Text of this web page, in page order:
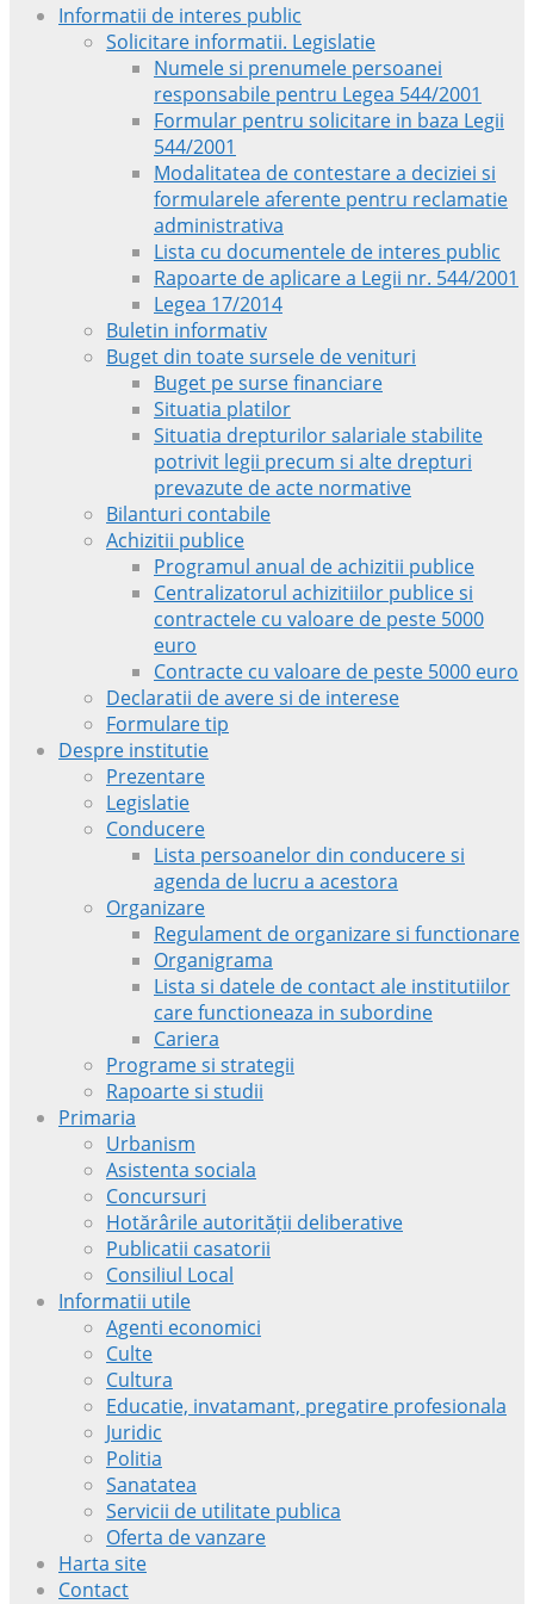
Informatii de interes public
Solicitare informatii. Legislatie
Numele si prenumele persoanei
responsabile pentru Legea 544/2001
Formular pentru solicitare in baza Legii
544/2001
Modalitatea de contestare a deciziei si
formularele aferente pentru reclamatie
administrativa
Lista cu documentele de interes public
Rapoarte de aplicare a Legii nr. 544/2001
Legea 17/2014
Buletin informativ
Buget din toate sursele de venituri
Buget pe surse financiare
Situatia platilor
Situatia drepturilor salariale stabilite
potrivit legii precum si alte drepturi
prevazute de acte normative
Bilanturi contabile
Achizitii publice
Programul anual de achizitii publice
Centralizatorul achizitiilor publice si
contractele cu valoare de peste 5000
euro
Contracte cu valoare de peste 5000 euro
Declaratii de avere si de interese
Formulare tip
Despre institutie
Prezentare
Legislatie
Conducere
Lista persoanelor din conducere si
agenda de lucru a acestora
Organizare
Regulament de organizare si functionare
Organigrama
Lista si datele de contact ale institutiilor
care functioneaza in subordine
Cariera
Programe si strategii
Rapoarte si studii
Primaria
Urbanism
Asistenta sociala
Concursuri
Hotărârile autorității deliberative
Publicatii casatorii
Consiliul Local
Informatii utile
Agenti economici
Culte
Cultura
Educatie, invatamant, pregatire profesionala
Juridic
Politia
Sanatatea
Servicii de utilitate publica
Oferta de vanzare
Harta site
Contact